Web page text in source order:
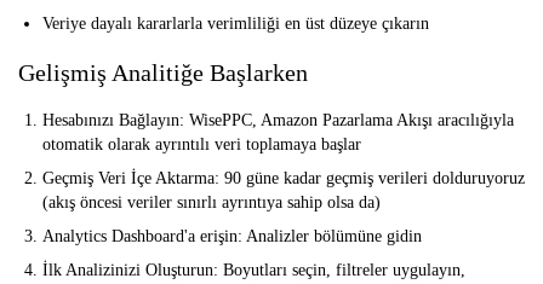
Veriye dayalı kararlarla verimliliği en üst düzeye çıkarın
Gelişmiş Analitiğe Başlarken
Hesabınızı Bağlayın: WisePPC, Amazon Pazarlama Akışı aracılığıyla
otomatik olarak ayrıntılı veri toplamaya başlar
Geçmiş Veri İçe Aktarma: 90 güne kadar geçmiş verileri dolduruyoruz
(akış öncesi veriler sınırlı ayrıntıya sahip olsa da)
Analytics Dashboard'a erişin: Analizler bölümüne gidin
İlk Analizinizi Oluşturun: Boyutları seçin, filtreler uygulayın,